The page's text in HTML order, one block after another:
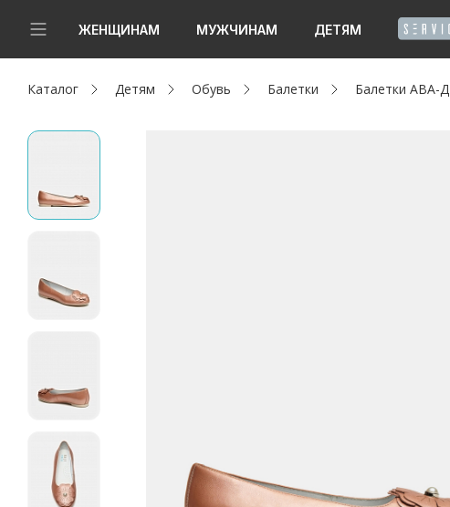
ЖЕНЩИНАМ МУЖЧИНАМ ДЕТЯМ
Новинки
Женщинам
Адреса магазинов
Каталог Детям Обувь Балетки Балетки АВА-Д